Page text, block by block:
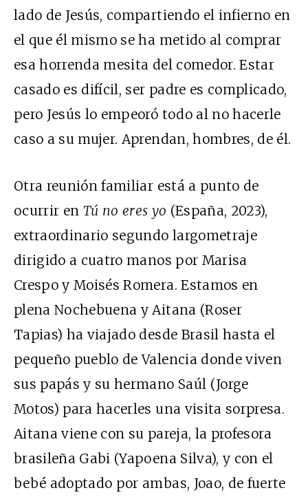
lado de Jesús, compartiendo el infierno en
el que él mismo se ha metido al comprar
esa horrenda mesita del comedor. Estar
casado es difícil, ser padre es complicado,
pero Jesús lo empeoró todo al no hacerle
caso a su mujer. Aprendan, hombres, de él.
Otra reunión familiar está a punto de
ocurrir en Tú no eres yo (España, 2023),
extraordinario segundo largometraje
dirigido a cuatro manos por Marisa
Crespo y Moisés Romera. Estamos en
plena Nochebuena y Aitana (Roser
Tapias) ha viajado desde Brasil hasta el
pequeño pueblo de Valencia donde viven
sus papás y su hermano Saúl (Jorge
Motos) para hacerles una visita sorpresa.
Aitana viene con su pareja, la profesora
brasileña Gabi (Yapoena Silva), y con el
bebé adoptado por ambas, Joao, de fuerte